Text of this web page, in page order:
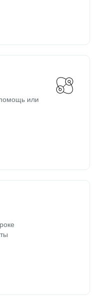
или